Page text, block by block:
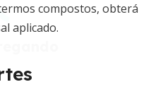
compostos, obterá
aplicado.